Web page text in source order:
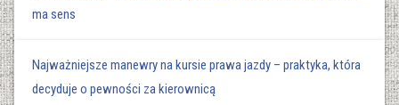
ma sens
Najważniejsze manewry na kursie prawa jazdy – praktyka, która
decyduje o pewności za kierownicą